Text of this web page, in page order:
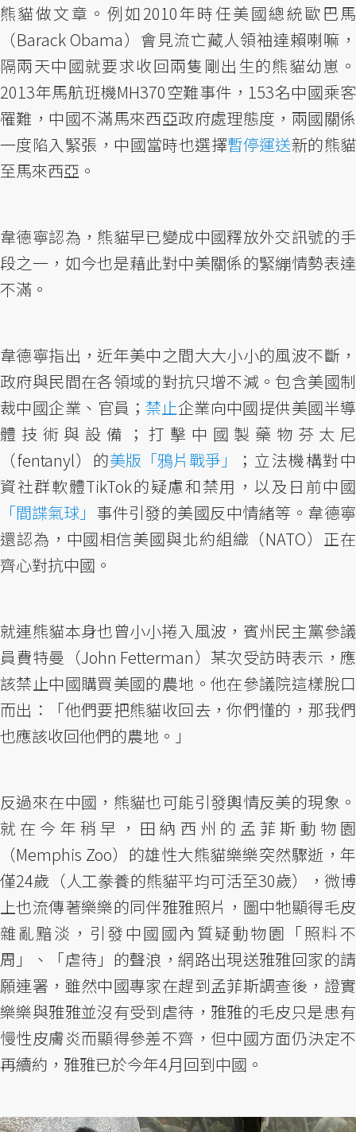
熊貓做文章。例如2010年時任美國總統歐巴馬
（Barack Obama）會見流亡藏人領袖達賴喇嘛，
隔兩天中國就要求收回兩隻剛出生的熊貓幼崽。
2013年馬航班機MH370空難事件，153名中國乘客
罹難，中國不滿馬來西亞政府處理態度，兩國關係
一度陷入緊張，中國當時也選擇暫停運送新的熊貓
至馬來西亞。
韋德寧認為，熊貓早已變成中國釋放外交訊號的手
段之一，如今也是藉此對中美關係的緊繃情勢表達
不滿。
韋德寧指出，近年美中之間大大小小的風波不斷，
政府與民間在各領域的對抗只增不減。包含美國制
裁中國企業、官員； 禁止企業向中國提供美國半導
體技術與設備；打擊中國製藥物芬太尼
（fentanyl）的美版「鴉片戰爭」
；立法機構對中
資社群軟體TikTok的疑慮和禁用，以及日前中國
「間諜氣球」 事件引發的美國反中情緒等。韋德寧
還認為，中國相信美國與北約組織（NATO）正在
齊心對抗中國。
就連熊貓本身也曾小小捲入風波，賓州民主黨參議
員費特曼（John Fetterman）某次受訪時表示，應
該禁止中國購買美國的農地。他在參議院這樣脫口
而出：「他們要把熊貓收回去，你們懂的，那我們
也應該收回他們的農地。」
反過來在中國，熊貓也可能引發輿情反美的現象。
就在今年稍早，田納西州的孟菲斯動物園
（Memphis Zoo）的雄性大熊貓樂樂突然驟逝，年
僅24歲（人工豢養的熊貓平均可活至30歲），微博
上也流傳著樂樂的同伴雅雅照片，圖中牠顯得毛皮
雜亂黯淡，引發中國國內質疑動物園「照料不
周」、「虐待」的聲浪，網路出現送雅雅回家的請
願連署，雖然中國專家在趕到孟菲斯調查後，證實
樂樂與雅雅並沒有受到虐待，雅雅的毛皮只是患有
慢性皮膚炎而顯得參差不齊，但中國方面仍決定不
再續約，雅雅已於今年4月回到中國。